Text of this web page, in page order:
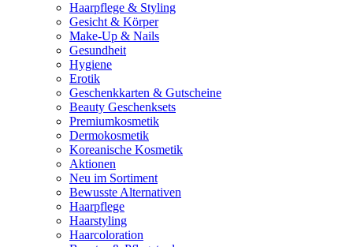
Haarpflege & Styling
Gesicht & Körper
Make-Up & Nails
Gesundheit
Hygiene
Erotik
Geschenkkarten & Gutscheine
Beauty Geschenksets
Premiumkosmetik
Dermokosmetik
Koreanische Kosmetik
Aktionen
Neu im Sortiment
Bewusste Alternativen
Haarpflege
Haarstyling
Haarcoloration